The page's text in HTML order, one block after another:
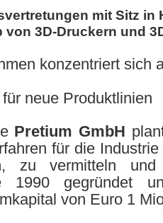
mit Sitz in
von 3D-Druckern und
konzentriert sich
neue Produktlinien
Pretium GmbH
für die
zu vermitteln
1990 gegründet
von Euro 1